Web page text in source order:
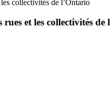
collectivités de l’Ontario
et les collectivités de